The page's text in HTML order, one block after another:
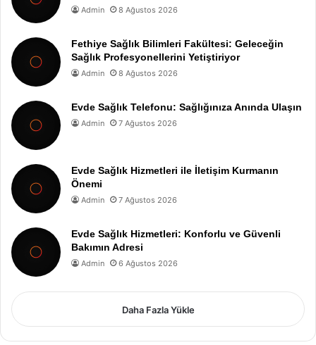
Admin 8 Ağustos 2026
Fethiye Sağlık Bilimleri Fakültesi: Geleceğin
Sağlık Profesyonellerini Yetiştiriyor
Admin 8 Ağustos 2026
Evde Sağlık Telefonu: Sağlığınıza Anında Ulaşın
Admin 7 Ağustos 2026
Evde Sağlık Hizmetleri ile İletişim Kurmanın
Önemi
Admin 7 Ağustos 2026
Evde Sağlık Hizmetleri: Konforlu ve Güvenli
Bakımın Adresi
Admin 6 Ağustos 2026
Daha Fazla Yükle